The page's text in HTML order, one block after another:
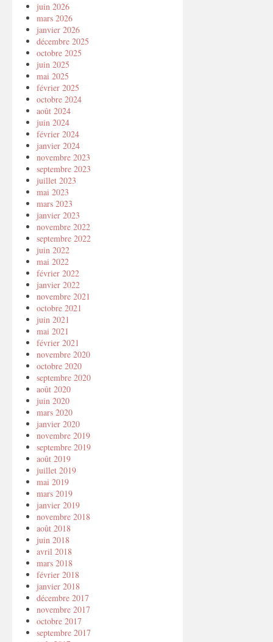
juin 2026
mars 2026
janvier 2026
décembre 2025
octobre 2025
juin 2025
mai 2025
février 2025
octobre 2024
août 2024
juin 2024
février 2024
janvier 2024
novembre 2023
septembre 2023
juillet 2023
mai 2023
mars 2023
janvier 2023
novembre 2022
septembre 2022
juin 2022
mai 2022
février 2022
janvier 2022
novembre 2021
octobre 2021
juin 2021
mai 2021
février 2021
novembre 2020
octobre 2020
septembre 2020
août 2020
juin 2020
mars 2020
janvier 2020
novembre 2019
septembre 2019
août 2019
juillet 2019
mai 2019
mars 2019
janvier 2019
novembre 2018
août 2018
juin 2018
avril 2018
mars 2018
février 2018
janvier 2018
décembre 2017
novembre 2017
octobre 2017
septembre 2017